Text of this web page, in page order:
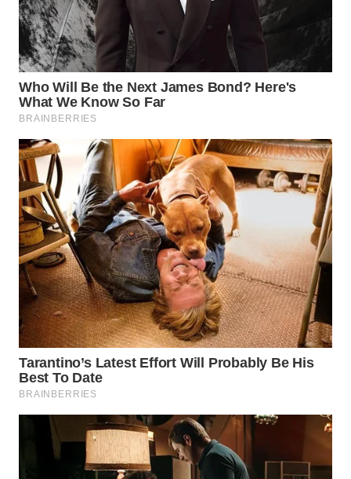
WN
MADURA
WN
SURABAYA
WN
NATUNA
WN
BINTAN
WN
MANDALIKA
WN
LIKUPANG
WN
LABUANBAJO
WN
BORNEO